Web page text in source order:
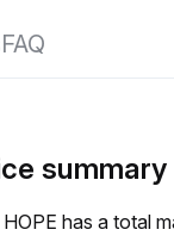
FAQ
summary
has a total